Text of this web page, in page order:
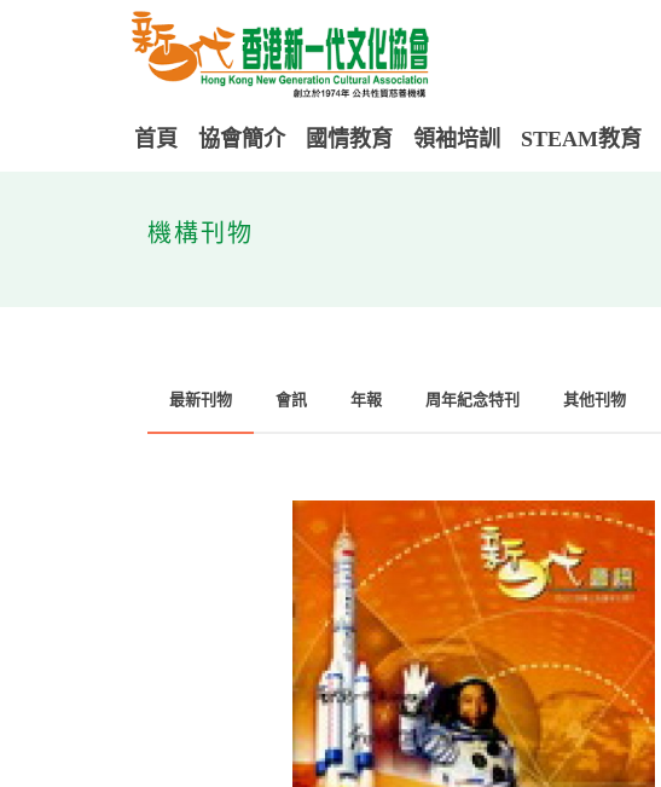
首頁 協會簡介 國情教育 領袖培訓 STEAM教育
機構刊物
最新刊物 會訊 年報 周年紀念特刊 其他刊物